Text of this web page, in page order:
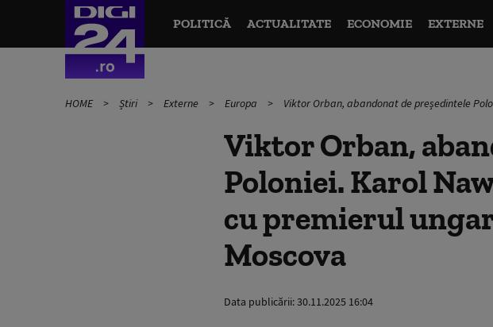
POLITICĂ ACTUALITATE ECONOMIE EXTERNE
HOME Știri Externe Europa Viktor Orban, abandonat de președintele
Viktor Orban,
Poloniei. Karol
cu premierul
Moscova
Data publicării:30.11.2025 16:04